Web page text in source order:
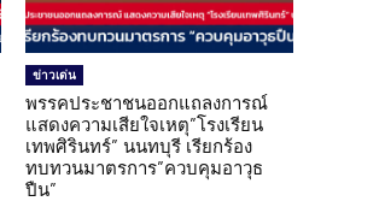
ข่าวเด่น
พรรคประชาชนออกแถลงการณ์
แสดงความเสียใจเหตุ”โรงเรียน
เทพศิรินทร์” นนทบุรี เรียกร้อง
ทบทวนมาตรการ”ควบคุมอาวุธ
ปืน”